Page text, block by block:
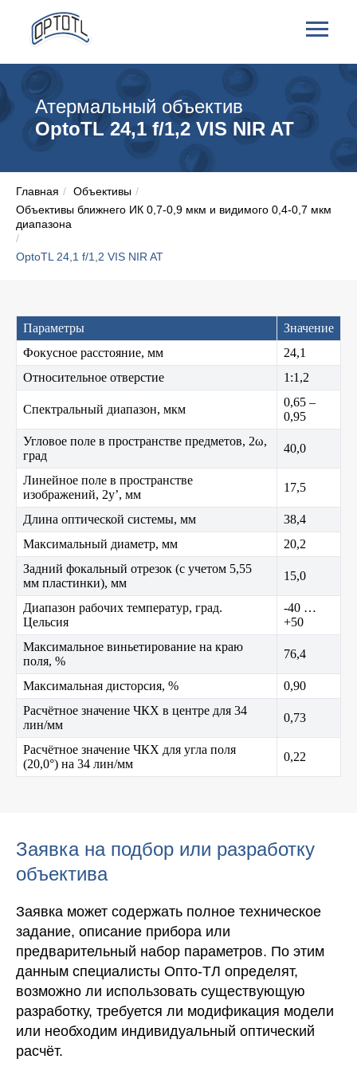
Атермальный объектив
OptoTL 24,1 f/1,2 VIS NIR AT
Главная / Объективы /
Объективы ближнего ИК 0,7-0,9 мкм и видимого 0,4-0,7 мкм
диапазона
/
OptoTL 24,1 f/1,2 VIS NIR AT
Параметры
Значение
Фокусное расстояние, мм
24,1
Относительное отверстие
1:1,2
Спектральный диапазон, мкм
0,65 –
0,95
Угловое поле в пространстве предметов, 2ω,
град
40,0
Линейное поле в пространстве
изображений, 2y’, мм
17,5
Длина оптической системы, мм
38,4
Максимальный диаметр, мм
20,2
Задний фокальный отрезок (с учетом 5,55
мм пластинки), мм
15,0
Диапазон рабочих температур, град.
Цельсия
-40 …
+50
Максимальное виньетирование на краю
поля, %
76,4
Максимальная дисторсия, %
0,90
Расчётное значение ЧКХ в центре для 34
лин/мм
0,73
Расчётное значение ЧКХ для угла поля
(20,0°) на 34 лин/мм
0,22
Заявка на подбор или разработку
объектива
Заявка может содержать полное техническое
задание, описание прибора или
предварительный набор параметров. По этим
данным специалисты Опто-ТЛ определят,
возможно ли использовать существующую
разработку, требуется ли модификация модели
или необходим индивидуальный оптический
расчёт.